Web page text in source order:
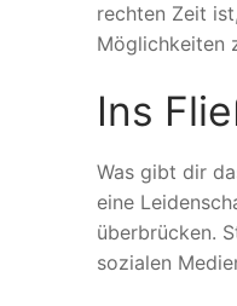
rechten Zeit
Möglichkeiten
Ins
Was gibt dir
eine
überbrücken.
sozialen